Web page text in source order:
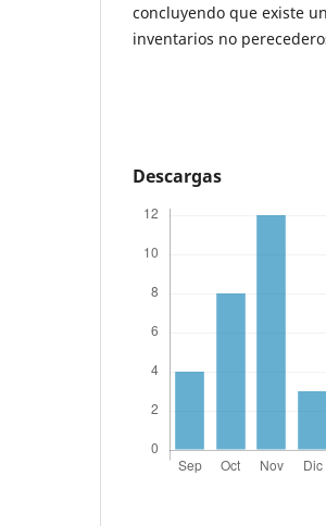
concluyendo que existe
inventarios no
Descargas